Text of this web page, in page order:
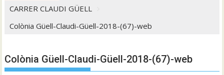
CARRER CLAUDI GÜELL
Colònia Güell-Claudi-Güell-2018-(67)-web
Colònia Güell-Claudi-Güell-2018-(67)-web